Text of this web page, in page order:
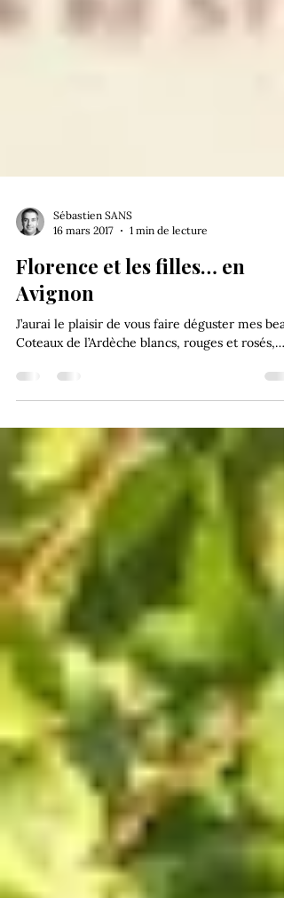
16 mars 2017
1 min de lecture
Florence et les filles… en
Avignon
J’aurai le plaisir de vous faire déguster mes
Coteaux de l’Ardèche blancs, rouges et rosés,…